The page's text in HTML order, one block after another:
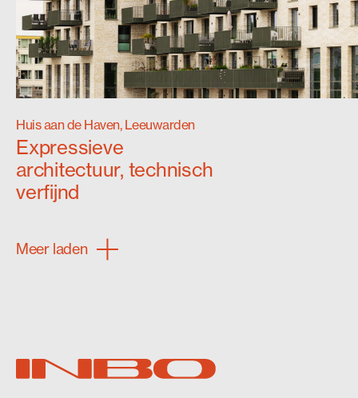
Huis aan de Haven, Leeuwarden
Expressieve
architectuur, technisch
verfijnd
Meer laden